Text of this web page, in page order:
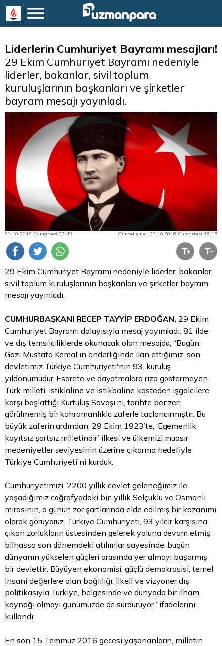
Liderlerin Cumhuriyet Bayramı mesajları!
29 Ekim Cumhuriyet Bayramı nedeniyle
liderler, bakanlar, sivil toplum
kuruluşlarının başkanları ve şirketler
bayram mesajı yayınladı.
29.10.2016 Cumartesi 07:43 Güncelleme : 29.10.2016 Cumartesi 16:15
29 Ekim Cumhuriyet Bayramı nedeniyle liderler, bakanlar,
sivil toplum kuruluşlarının başkanları ve şirketler bayram
mesajı yayınladı.
CUMHURBAŞKANI RECEP TAYYİP ERDOĞAN, 29 Ekim
Cumhuriyet Bayramı dolayısıyla mesaj yayımladı. 81 ilde
ve dış temsilciliklerde okunacak olan mesajda, “Bugün,
Gazi Mustafa Kemal'in önderliğinde ilan ettiğimiz, son
devletimiz Türkiye Cumhuriyeti'nin 93. kuruluş
yıldönümüdür. Esarete ve dayatmalara rıza göstermeyen
Türk milleti, istiklaline ve istikbaline kasteden işgalcilere
karşı başlattığı Kurtuluş Savaşı’nı, tarihte benzeri
görülmemiş bir kahramanlıkla zaferle taçlandırmıştır. Bu
büyük zaferin ardından, 29 Ekim 1923’te, ‘Egemenlik
kayıtsız şartsız milletindir’ ilkesi ve ülkemizi muasır
medeniyetler seviyesinin üzerine çıkarma hedefiyle
Türkiye Cumhuriyeti'ni kurduk.
Cumhuriyetimizi, 2200 yıllık devlet geleneğimiz ile
yaşadığımız coğrafyadaki bin yıllık Selçuklu ve Osmanlı
mirasının, o günün zor şartlarında elde edilmiş bir kazanımı
olarak görüyoruz. Türkiye Cumhuriyeti, 93 yıldır karşısına
çıkan zorlukların üstesinden gelerek yoluna devam etmiş,
bilhassa son dönemdeki atılımlar sayesinde, bugün
dünyanın yükselen güçleri arasında yer almayı başarmış
bir devlettir. Büyüyen ekonomisi, güçlü demokrasisi, temel
insani değerlere olan bağlılığı, ilkeli ve vizyoner dış
politikasıyla Türkiye, bölgesinde ve dünyada bir ilham
kaynağı olmayı günümüzde de sürdürüyor” ifadelerini
kullandı.
En son 15 Temmuz 2016 gecesi yaşananların, milletin